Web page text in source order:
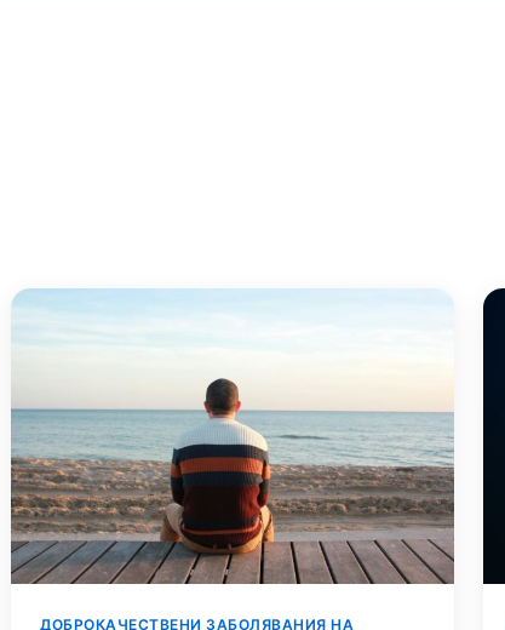
ДОБРОКАЧЕСТВЕНИ ЗАБОЛЯВАНИЯ НА